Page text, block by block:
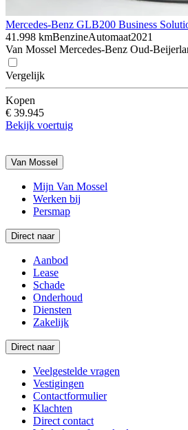
Mercedes-Benz GLB200 Business
41.998 kmBenzineAutomaat2021
Van Mossel Mercedes-Benz Oud-
Vergelijk
Kopen
€ 39.945
Bekijk voertuig
Van Mossel
Mijn Van Mossel
Werken bij
Persmap
Direct naar
Aanbod
Lease
Schade
Onderhoud
Diensten
Zakelijk
Direct naar
Veelgestelde vragen
Vestigingen
Contactformulier
Klachten
Direct contact